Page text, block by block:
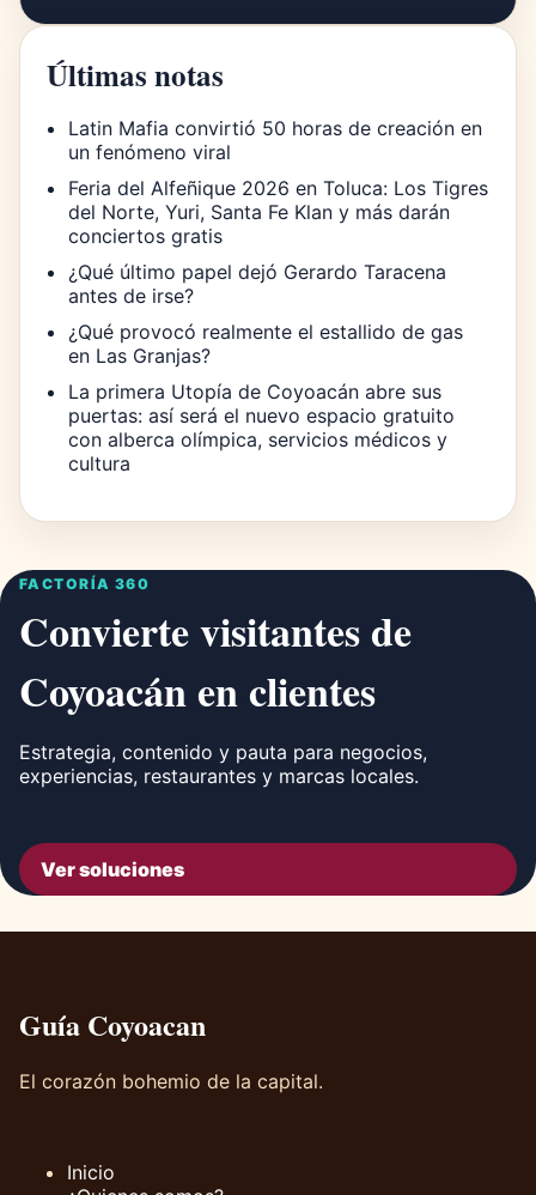
Últimas notas
Latin Mafia convirtió 50 horas de creación en
un fenómeno viral
Feria del Alfeñique 2026 en Toluca: Los Tigres
del Norte, Yuri, Santa Fe Klan y más darán
conciertos gratis
¿Qué último papel dejó Gerardo Taracena
antes de irse?
¿Qué provocó realmente el estallido de gas
en Las Granjas?
La primera Utopía de Coyoacán abre sus
puertas: así será el nuevo espacio gratuito
con alberca olímpica, servicios médicos y
cultura
FACTORÍA 360
Convierte visitantes de
Coyoacán en clientes
Estrategia, contenido y pauta para negocios,
experiencias, restaurantes y marcas locales.
Ver soluciones
Guía Coyoacan
El corazón bohemio de la capital.
Inicio